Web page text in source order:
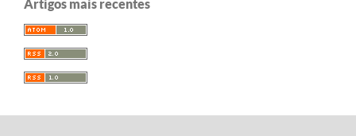
Artigos mais recentes